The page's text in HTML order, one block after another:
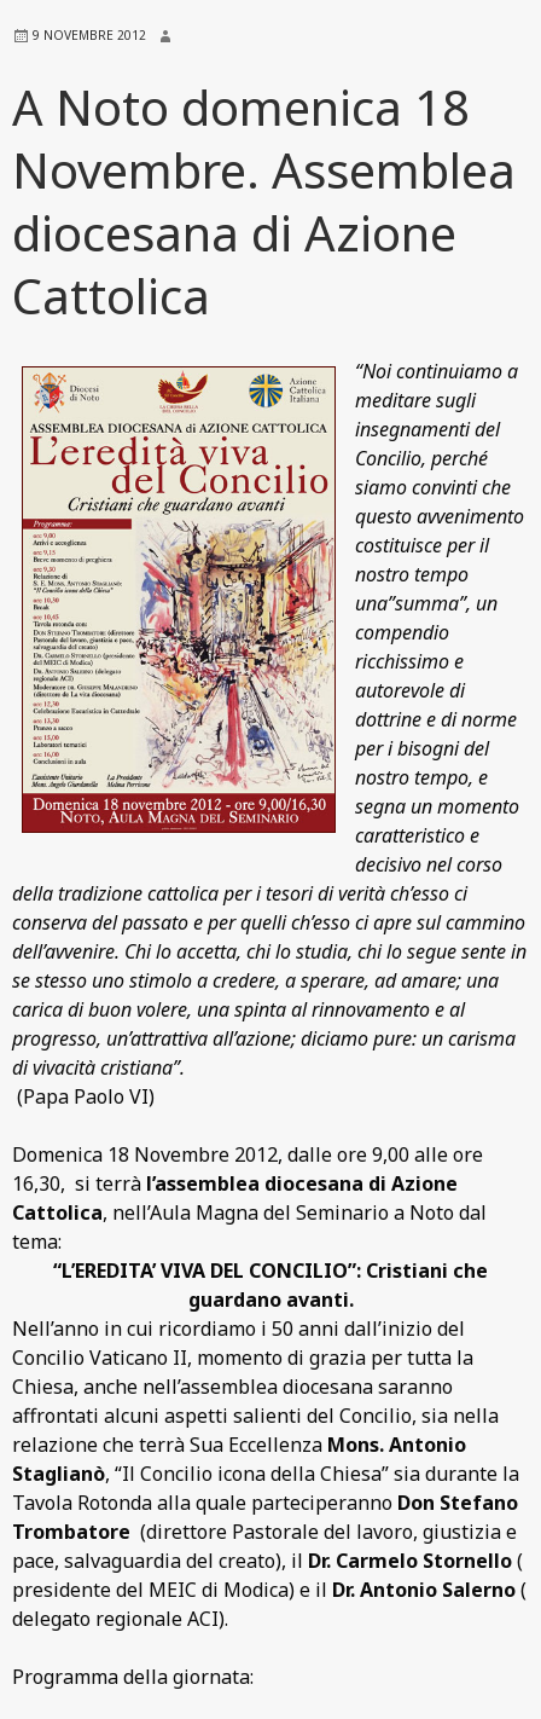
9 NOVEMBRE 2012
A Noto domenica 18
Novembre. Assemblea
diocesana di Azione
Cattolica
“Noi continuiamo a
meditare sugli
insegnamenti del
Concilio, perché
siamo convinti che
questo avvenimento
costituisce per il
nostro tempo
una”summa”, un
compendio
ricchissimo e
autorevole di
dottrine e di norme
per i bisogni del
nostro tempo, e
segna un momento
caratteristico e
decisivo nel corso
della tradizione cattolica per i tesori di verità ch’esso ci
conserva del passato e per quelli ch’esso ci apre sul cammino
dell’avvenire. Chi lo accetta, chi lo studia, chi lo segue sente in
se stesso uno stimolo a credere, a sperare, ad amare; una
carica di buon volere, una spinta al rinnovamento e al
progresso, un’attrattiva all’azione; diciamo pure: un carisma
di vivacità cristiana”.
(Papa Paolo VI)
Domenica 18 Novembre 2012, dalle ore 9,00 alle ore
16,30, si terrà l’assemblea diocesana di Azione
Cattolica, nell’Aula Magna del Seminario a Noto dal
tema:
“L’EREDITA’ VIVA DEL CONCILIO”: Cristiani che
guardano avanti.
Nell’anno in cui ricordiamo i 50 anni dall’inizio del
Concilio Vaticano II, momento di grazia per tutta la
Chiesa, anche nell’assemblea diocesana saranno
affrontati alcuni aspetti salienti del Concilio, sia nella
relazione che terrà Sua Eccellenza Mons. Antonio
Staglianò, “Il Concilio icona della Chiesa” sia durante la
Tavola Rotonda alla quale parteciperanno Don Stefano
Trombatore (direttore Pastorale del lavoro, giustizia e
pace, salvaguardia del creato), il Dr. Carmelo Stornello(
presidente del MEIC di Modica) e il Dr. Antonio Salerno(
delegato regionale ACI).
Programma della giornata: